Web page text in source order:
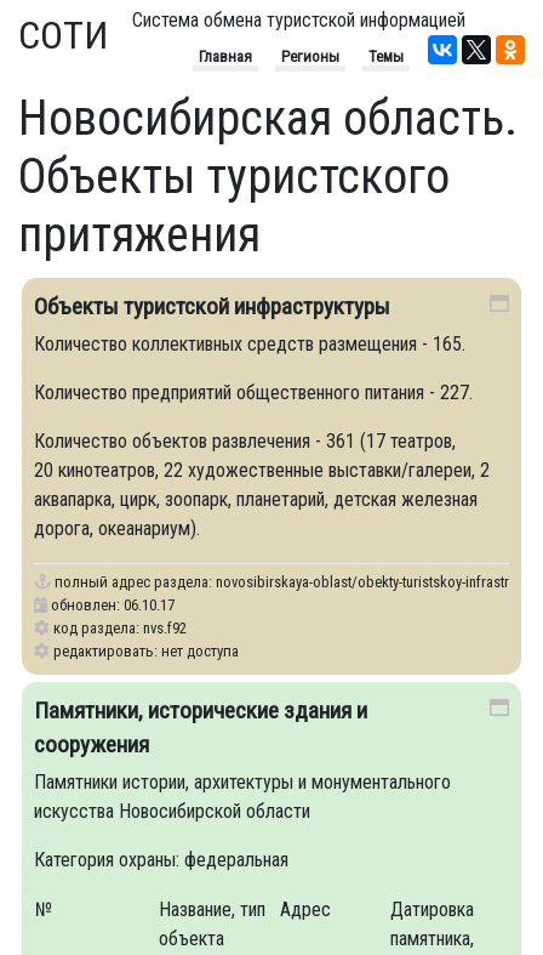
СОТИ Система обмена туристской информацией
Главная Регионы Темы
Новосибирская область.
Объекты туристского
притяжения
Объекты туристской инфраструктуры
Количество коллективных средств размещения - 165.
Количество предприятий общественного питания - 227.
Количество объектов развлечения - 361 (17 театров,
20 кинотеатров, 22 художественные выставки/галереи, 2
аквапарка, цирк, зоопарк, планетарий, детская железная
дорога, океанариум).
полный адрес раздела: novosibirskaya-oblast/obekty-turistskoy-
обновлен: 06.10.17
код раздела: nvs.f92
редактировать: нет доступа
Памятники, исторические здания и
сооружения
Памятники истории, архитектуры и монументального
искусства Новосибирской области
Категория охраны: федеральная
№
Название, тип
объекта
Адрес
Датировка
памятника,